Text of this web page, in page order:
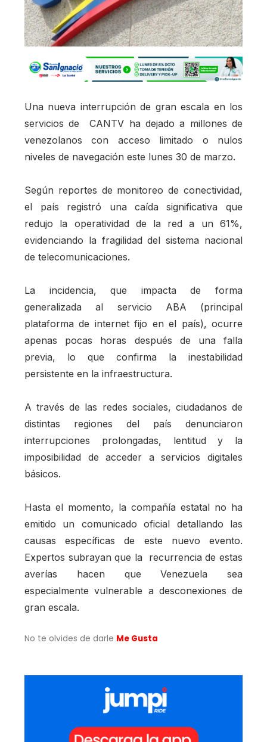
Una nueva interrupción de gran escala en los
servicios de CANTV ha dejado a millones de
venezolanos con acceso limitado o nulos
niveles de navegación este lunes 30 de marzo.
Según reportes de monitoreo de conectividad,
el país registró una caída significativa que
redujo la operatividad de la red a un 61%,
evidenciando la fragilidad del sistema nacional
de telecomunicaciones.
La incidencia, que impacta de forma
generalizada al servicio ABA (principal
plataforma de internet fijo en el país), ocurre
apenas pocas horas después de una falla
previa, lo que confirma la inestabilidad
persistente en la infraestructura.
A través de las redes sociales, ciudadanos de
distintas regiones del país denunciaron
interrupciones prolongadas, lentitud y la
imposibilidad de acceder a servicios digitales
básicos.
Hasta el momento, la compañía estatal no ha
emitido un comunicado oficial detallando las
causas específicas de este nuevo evento.
Expertos subrayan que la recurrencia de estas
averías hacen que Venezuela sea
especialmente vulnerable a desconexiones de
gran escala.
No te olvides de darle Me Gusta